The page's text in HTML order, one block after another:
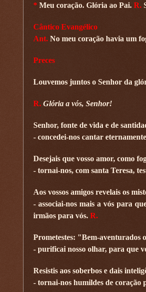
* Meu coração. Glória ao Pai. R.
Cântico Evangélico
Ant. No meu coração havia um
Preces
Louvemos juntos o Senhor da
R. Glória a vós, Senhor!
Senhor, fonte de vida e de
- concedei-nos cantar
Desejais que vosso amor, como
- tornai-nos, com santa Teresa,
Aos vossos amigos revelais os
- associai-nos mais a vós para
irmãos para vós. R.
Prometestes: "Bem-aventurados
- purificai nosso olhar, para que
Resistis aos soberbos e dais
- tornai-nos humildes de coração